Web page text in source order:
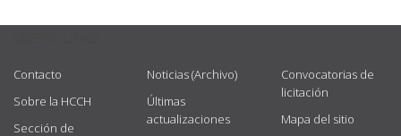
Contacto
Sobre la HCCH
Sección de
Noticias (Archivo)
Últimas
actualizaciones
Convocatorias de
licitación
Mapa del sitio